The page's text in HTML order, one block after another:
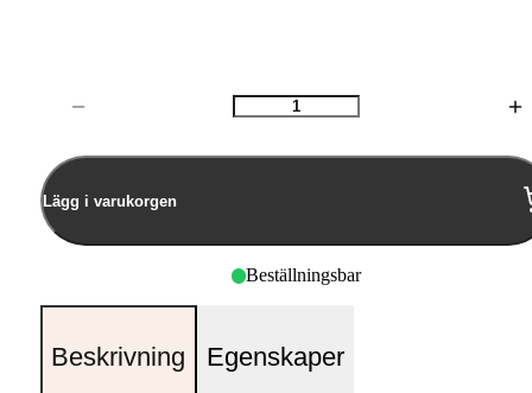
Antal
Lägg i varukorgen
Beställningsbar
Beskrivning Egenskaper